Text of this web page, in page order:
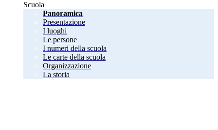
Scuola
Panoramica
Presentazione
I luoghi
Le persone
I numeri della scuola
Le carte della scuola
Organizzazione
La storia